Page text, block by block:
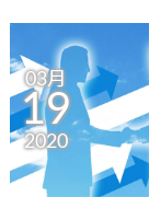
03月
19
2020